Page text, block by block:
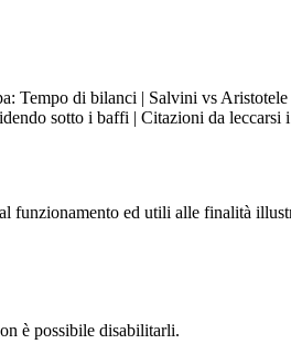
Tempo di bilanci | Salvini vs
sotto i baffi | Citazioni da
funzionamento ed utili alle finalità
è possibile disabilitarli.